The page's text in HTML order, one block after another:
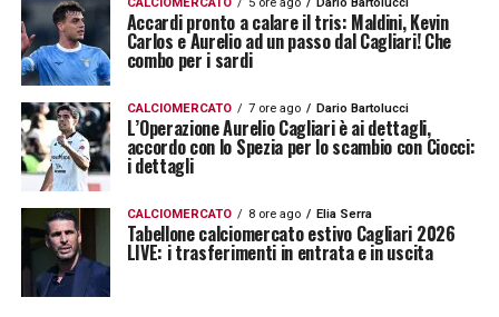
Accardi pronto a calare il tris: Maldini, Kevin
Carlos e Aurelio ad un passo dal Cagliari! Che
combo per i sardi
CALCIOMERCATO 7 ore ago Dario Bartolucci
L’Operazione Aurelio Cagliari è ai dettagli,
accordo con lo Spezia per lo scambio con Ciocci:
i dettagli
CALCIOMERCATO 8 ore ago Elia Serra
Tabellone calciomercato estivo Cagliari 2026
LIVE: i trasferimenti in entrata e in uscita